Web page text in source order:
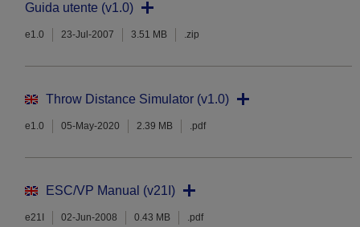
Guida utente (v1.0)
e1.0 23-Jul-2007 3.51 MB .zip
Throw Distance Simulator (v1.0)
e1.0 05-May-2020 2.39 MB .pdf
ESC/VP Manual (v21I)
e21I 02-Jun-2008 0.43 MB .pdf